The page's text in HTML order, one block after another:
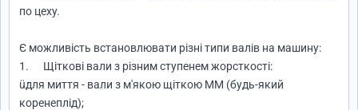
по цеху.
Є можливість встановлювати різні типи валів на машину:
1. Щіткові вали з різним ступенем жорсткості:
üдля миття - вали з м'якою щіткою MM (будь-який
коренеплід);